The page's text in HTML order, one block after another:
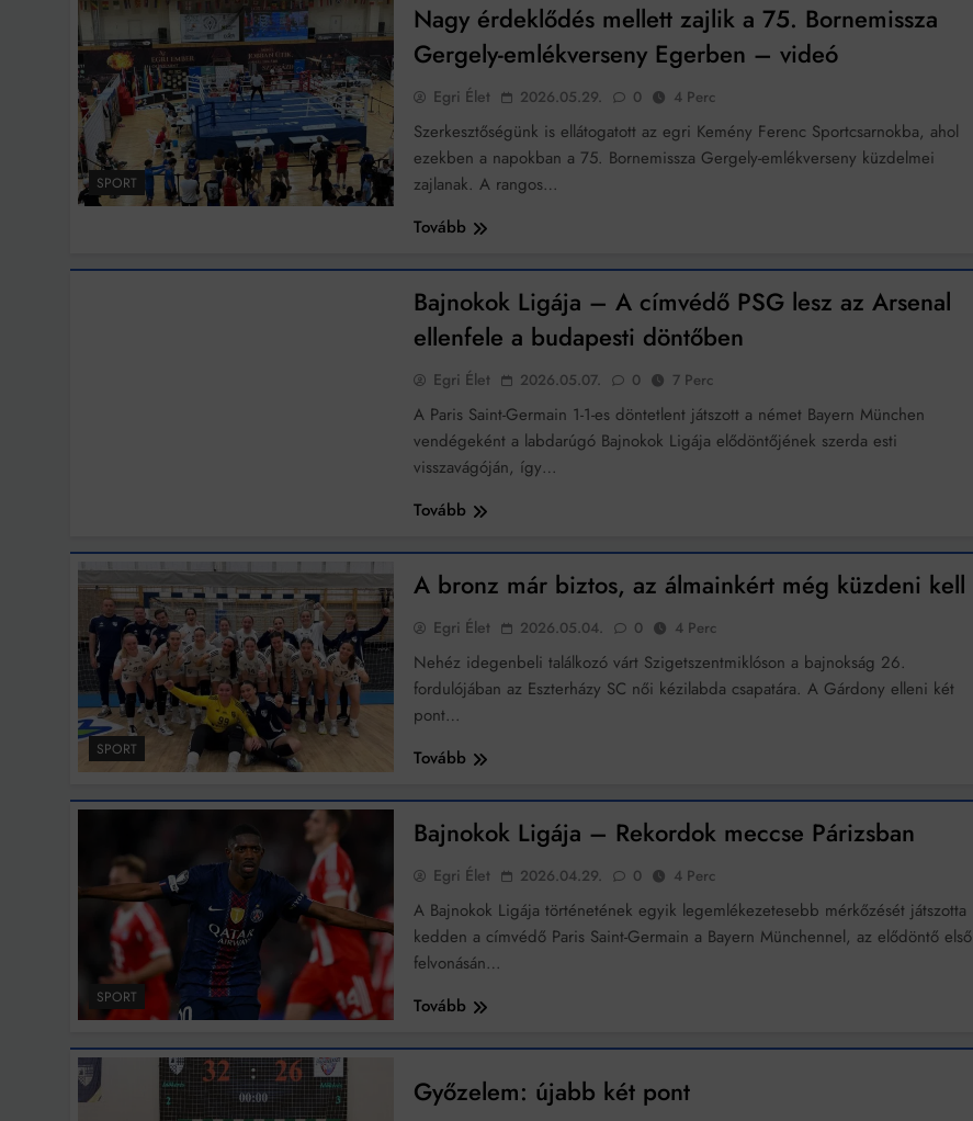
Ingatlanpiaci szakértők szerint akár 5 százalékkal is nőhetnek a bérleti díjak a ponthatárhirdetés
után az egyetemi városokban
Munkácsy nem Krisztust szépítette meg: minket leplezett le
Ahol köszönnek, ott még van város
Amikor a Tetris boldogabbá tesz, mint a szerelem
Ki akarsz törni. De miből?
Móricz Zsigmond: falusi író vagy boncmester?
SPORT
Nagy érdeklődés mellett zajlik a 75. Bornemissza
Gergely-emlékverseny Egerben – videó
Egri Élet 2026.05.29. 0 4 Perc
Szerkesztőségünk is ellátogatott az egri Kemény Ferenc Sportcsarnokba, ahol
ezekben a napokban a 75. Bornemissza Gergely-emlékverseny küzdelmei
zajlanak. A rangos…
Tovább
Bajnokok Ligája – A címvédő PSG lesz az Arsenal
ellenfele a budapesti döntőben
Egri Élet 2026.05.07. 0 7 Perc
A Paris Saint-Germain 1-1-es döntetlent játszott a német Bayern München
vendégeként a labdarúgó Bajnokok Ligája elődöntőjének szerda esti
visszavágóján, így…
Tovább
SPORT
A bronz már biztos, az álmainkért még küzdeni kell
Egri Élet 2026.05.04. 0 4 Perc
Nehéz idegenbeli találkozó várt Szigetszentmiklóson a bajnokság 26.
fordulójában az Eszterházy SC női kézilabda csapatára. A Gárdony elleni két
pont…
Tovább
SPORT
Bajnokok Ligája – Rekordok meccse Párizsban
Egri Élet 2026.04.29. 0 4 Perc
A Bajnokok Ligája történetének egyik legemlékezetesebb mérkőzését játszotta
kedden a címvédő Paris Saint-Germain a Bayern Münchennel, az elődöntő első
felvonásán…
Tovább
Győzelem: újabb két pont